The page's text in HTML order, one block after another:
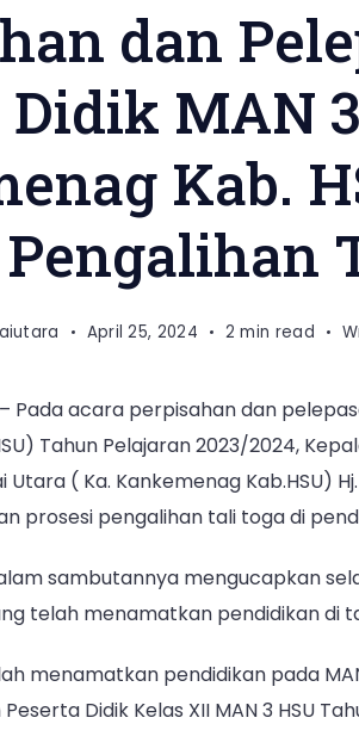
dan
MAN
Kab.
April 25, 2024 2 min read
Pada acara perpisahan dan
Tahun Pelajaran 2023/2024,
( Ka. Kankemenag Kab.HSU) Hj.
prosesi pengalihan tali toga di
sambutannya mengucapkan
telah menamatkan pendidikan di
menamatkan pendidikan pada
Didik Kelas XII MAN 3 HSU